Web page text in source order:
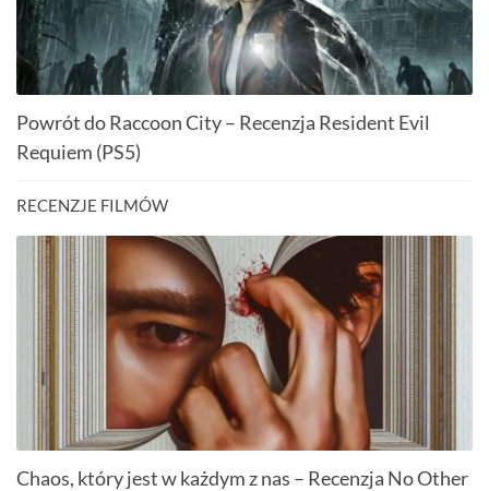
Powrót do Raccoon City – Recenzja Resident Evil
Requiem (PS5)
RECENZJE FILMÓW
Chaos, który jest w każdym z nas – Recenzja No Other